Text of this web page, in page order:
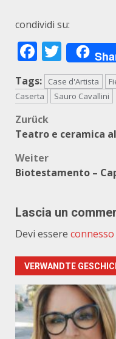
condividi su:
Tags: Case d'Artista
Caserta
Sauro Cavallini
Zurück
Teatro e ceramica
Weiter
Biotestamento –
Lascia un
Devi essere connesso
VERWANDTE